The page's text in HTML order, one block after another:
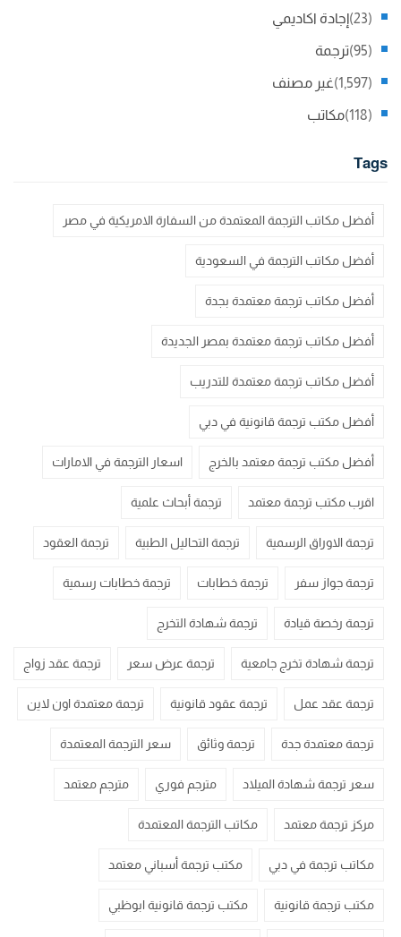
إجادة اكاديمي (23)
ترجمة (95)
غير مصنف (1,597)
مكاتب (118)
Tags
أفضل مكاتب الترجمة المعتمدة من السفارة الامريكية في مصر
أفضل مكاتب الترجمة في السعودية
أفضل مكاتب ترجمة معتمدة بجدة
أفضل مكاتب ترجمة معتمدة بمصر الجديدة
أفضل مكاتب ترجمة معتمدة للتدريب
أفضل مكتب ترجمة قانونية في دبي
أفضل مكتب ترجمة معتمد بالخرج اسعار الترجمة في الامارات
اقرب مكتب ترجمة معتمد ترجمة أبحاث علمية
ترجمة الاوراق الرسمية ترجمة التحاليل الطبية ترجمة العقود
ترجمة جواز سفر ترجمة خطابات ترجمة خطابات رسمية
ترجمة رخصة قيادة ترجمة شهادة التخرج
ترجمة شهادة تخرج جامعية ترجمة عرض سعر ترجمة عقد زواج
ترجمة عقد عمل ترجمة عقود قانونية ترجمة معتمدة اون لاين
ترجمة معتمدة جدة ترجمة وثائق سعر الترجمة المعتمدة
سعر ترجمة شهادة الميلاد مترجم فوري مترجم معتمد
مركز ترجمة معتمد مكاتب الترجمة المعتمدة
مكاتب ترجمة في دبي مكتب ترجمة أسباني معتمد
مكتب ترجمة قانونية مكتب ترجمة قانونية ابوظبي